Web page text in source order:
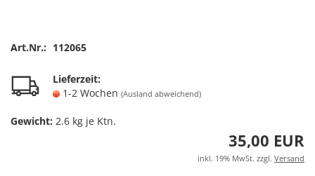
Art.Nr.: 112065
Lieferzeit:
1-2 Wochen (Ausland abweichend)
Gewicht: 2.6 kg je Ktn.
35,00 EUR
inkl. 19% MwSt. zzgl. Versand